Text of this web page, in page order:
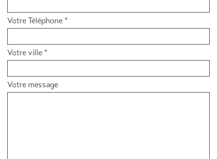
Votre Téléphone *
Votre ville *
Votre message